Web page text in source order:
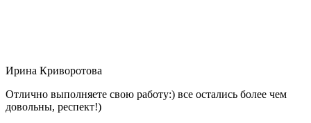
Ирина Криворотова
Отлично выполняете свою работу:) все остались более чем
довольны, респект!)